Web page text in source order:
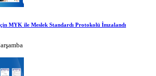
MYK ile Meslek Standardı Protokolü İmzalandı